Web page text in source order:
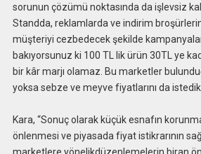
sorunun çözümü noktasında da işlevsiz
Standda, reklamlarda ve indirim
müşteriyi cezbedecek şekilde kampanyalar
bakıyorsunuz ki 100 TL lik ürün 30TL ye
bir kâr marjı olamaz. Bu marketler
yoksa sebze ve meyve fiyatlarını da
Kara, “Sonuç olarak küçük esnafın
önlenmesi ve piyasada fiyat istikrarının